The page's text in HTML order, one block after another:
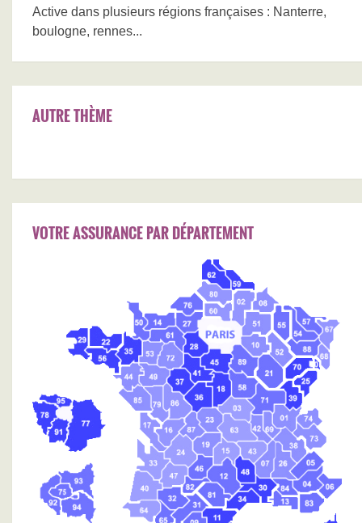
Active dans plusieurs régions françaises : Nanterre,
boulogne, rennes...
AUTRE THÈME
VOTRE ASSURANCE PAR DÉPARTEMENT